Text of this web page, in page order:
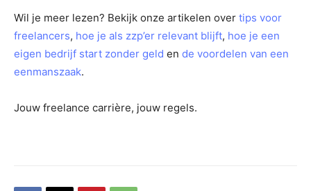
Wil je meer lezen? Bekijk onze artikelen over tips voor
freelancers, hoe je als zzp’er relevant blijft, hoe je een
eigen bedrijf start zonder geld en de voordelen van een
eenmanszaak.
Jouw freelance carrière, jouw regels.